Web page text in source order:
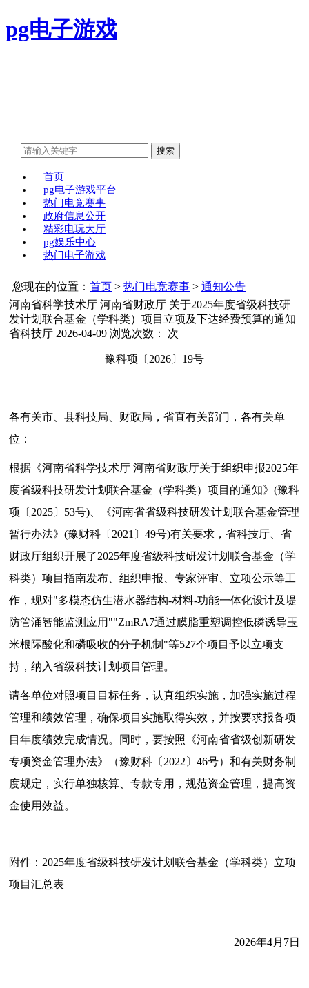
pg电子游戏
首页
pg电子游戏平台
热门电竞赛事
政府信息公开
精彩电玩大厅
pg娱乐中心
热门电子游戏
您现在的位置： 首页 > 热门电竞赛事 > 通知公告
河南省科学技术厅 河南省财政厅 关于2025年度省级科技研
发计划联合基金（学科类）项目立项及下达经费预算的通知
省科技厅 2026-04-09 浏览次数： 次
豫科项〔2026〕19号
各有关市、县科技局、财政局，省直有关部门，各有关单
位：
根据《河南省科学技术厅 河南省财政厅关于组织申报2025年
度省级科技研发计划联合基金（学科类）项目的通知》(豫科
项〔2025〕53号)、《河南省省级科技研发计划联合基金管理
暂行办法》(豫财科〔2021〕49号)有关要求，省科技厅、省
财政厅组织开展了2025年度省级科技研发计划联合基金（学
科类）项目指南发布、组织申报、专家评审、立项公示等工
作，现对"多模态仿生潜水器结构-材料-功能一体化设计及堤
防管涌智能监测应用""ZmRA7通过膜脂重塑调控低磷诱导玉
米根际酸化和磷吸收的分子机制"等527个项目予以立项支
持，纳入省级科技计划项目管理。
请各单位对照项目目标任务，认真组织实施，加强实施过程
管理和绩效管理，确保项目实施取得实效，并按要求报备项
目年度绩效完成情况。同时，要按照《河南省省级创新研发
专项资金管理办法》（豫财科〔2022〕46号）和有关财务制
度规定，实行单独核算、专款专用，规范资金管理，提高资
金使用效益。
附件： 2025年度省级科技研发计划联合基金（学科类）立项
项目汇总表
2026年4月7日